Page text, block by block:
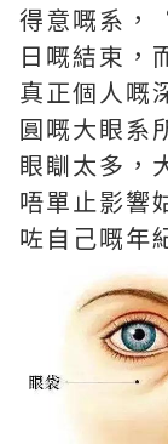
得意嘅系，
日嘅結束，
真正個人嘅
圓嘅大眼系
眼瞓太多，
唔單止影響
咗自己嘅年